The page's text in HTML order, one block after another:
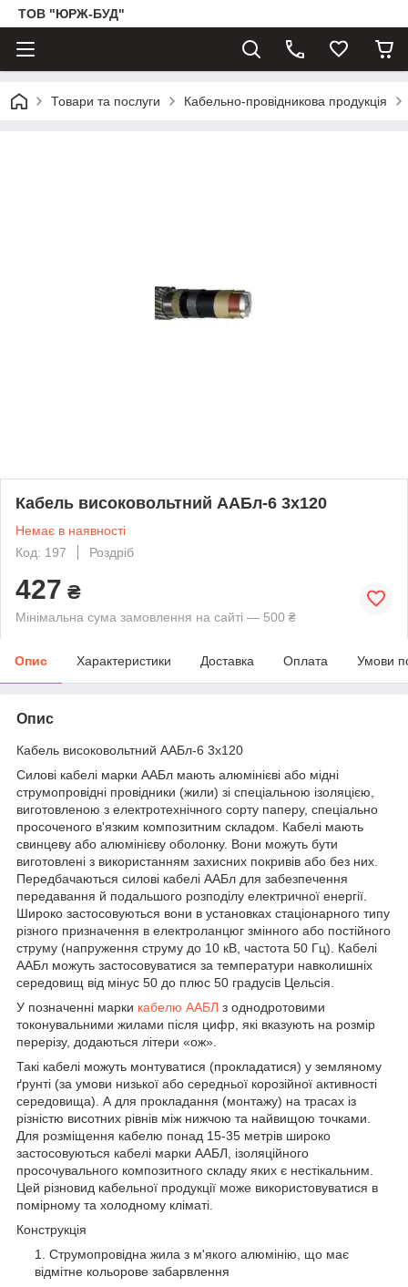
ТОВ "ЮРЖ-БУД"
Товари та послуги Кабельно-провідникова продукція
Кабель високовольтний ААБл-6 3х120
Немає в наявності
Код: 197
Роздріб
427 ₴
Мінімальна сума замовлення на сайті — 500 ₴
Опис Характеристики Доставка Оплата Умови
Опис
Кабель високовольтний ААБл-6 3х120
Силові кабелі марки ААБл мають алюмінієві або мідні
струмопровідні провідники (жили) зі спеціальною ізоляцією,
виготовленою з електротехнічного сорту паперу, спеціально
просоченого в'язким композитним складом. Кабелі мають
свинцеву або алюмінієву оболонку. Вони можуть бути
виготовлені з використанням захисних покривів або без них.
Передбачаються силові кабелі ААБл для забезпечення
передавання й подальшого розподілу електричної енергії.
Широко застосовуються вони в установках стаціонарного типу
різного призначення в електроланцюг змінного або постійного
струму (напруження струму до 10 кВ, частота 50 Гц). Кабелі
ААБл можуть застосовуватися за температури навколишніх
середовищ від мінус 50 до плюс 50 градусів Цельсія.
У позначенні марки кабелю ААБЛ з однодротовими
токонувальними жилами після цифр, які вказують на розмір
перерізу, додаються літери «ож».
Такі кабелі можуть монтуватися (прокладатися) у земляному
ґрунті (за умови низької або середньої корозійної активності
середовища). А для прокладання (монтажу) на трасах із
різністю висотних рівнів між нижчою та найвищою точками.
Для розміщення кабелю понад 15-35 метрів широко
застосовуються кабелі марки ААБЛ, ізоляційного
просочувального композитного складу яких є нестікальним.
Цей різновид кабельної продукції може використовуватися в
помірному та холодному кліматі.
Конструкція
Струмопровідна жила з м'якого алюмінію, що має
відмітне кольорове забарвлення